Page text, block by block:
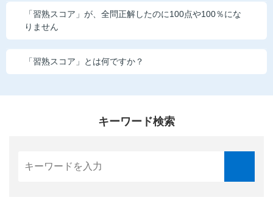
「習熟スコア」が、全問正解したのに100点や100％にな
りません
「習熟スコア」とは何ですか？
キーワード検索